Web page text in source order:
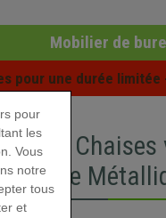
Mobilier de
pour une durée limitée
de 4 Chaises
pour
les
Vous
notre
tous
et